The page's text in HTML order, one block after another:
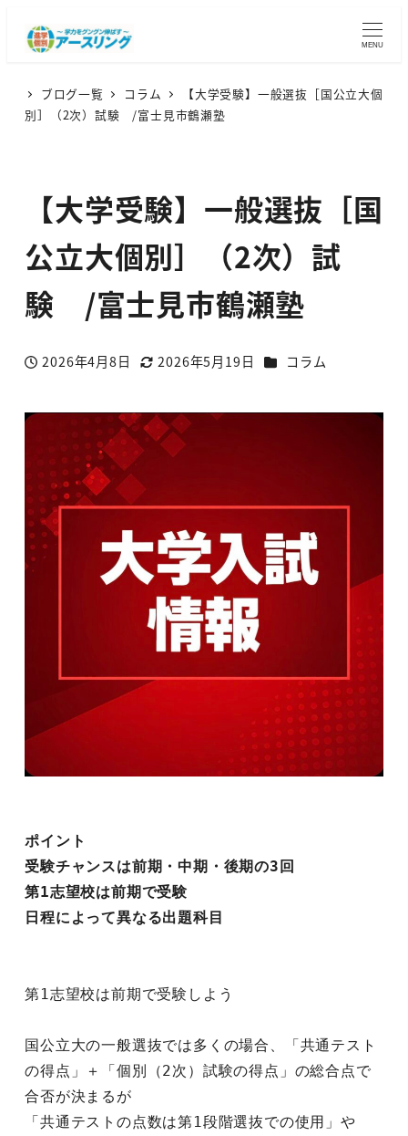
MENU
ブログ一覧 コラム
【大学受験】一般選抜［国公立大個
別］（2次）試験 /富士見市鶴瀬塾
【大学受験】一般選抜［国
公立大個別］（2次）試
験 /富士見市鶴瀬塾
投稿日
2026年4月8日
更新日
2026年5月19日 カテゴリー
コラム
ポイント
受験チャンスは前期・中期・後期の3回
第1志望校は前期で受験
日程によって異なる出題科目
第1志望校は前期で受験しよう
国公立大の一般選抜では多くの場合、「共通テスト
の得点」＋「個別（2次）試験の得点」の総合点で
合否が決まるが
「共通テストの点数は第1段階選抜での使用」や